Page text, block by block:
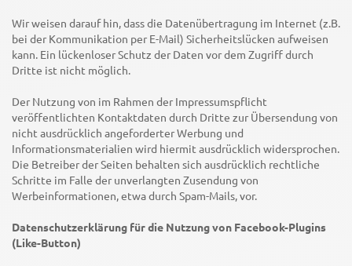
Wir weisen darauf hin, dass die Datenübertragung im Internet (z.B.
bei der Kommunikation per E-Mail) Sicherheitslücken aufweisen
kann. Ein lückenloser Schutz der Daten vor dem Zugriff durch
Dritte ist nicht möglich.
Der Nutzung von im Rahmen der Impressumspflicht
veröffentlichten Kontaktdaten durch Dritte zur Übersendung von
nicht ausdrücklich angeforderter Werbung und
Informationsmaterialien wird hiermit ausdrücklich widersprochen.
Die Betreiber der Seiten behalten sich ausdrücklich rechtliche
Schritte im Falle der unverlangten Zusendung von
Werbeinformationen, etwa durch Spam-Mails, vor.
Datenschutzerklärung für die Nutzung von Facebook-Plugins
(Like-Button)